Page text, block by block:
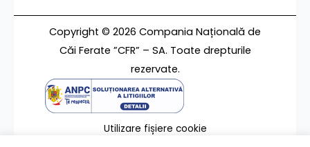
Copyright © 2026 Compania Națională de
Căi Ferate ”CFR” – SA. Toate drepturile
rezervate.
Utilizare fișiere cookie